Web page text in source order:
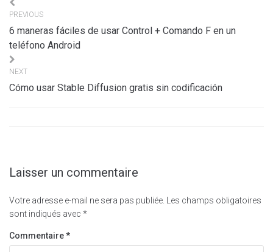
Navigation
de
l’article
PREVIOUS
6 maneras fáciles de usar Control + Comando F en un
teléfono Android
NEXT
Cómo usar Stable Diffusion gratis sin codificación
Laisser un commentaire
Votre adresse e-mail ne sera pas publiée.
Les champs obligatoires
sont indiqués avec *
Commentaire*